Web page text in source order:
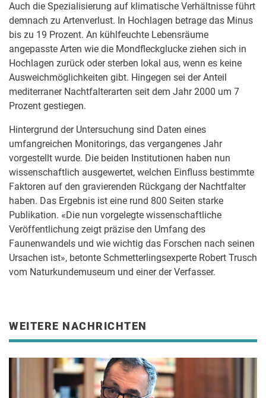
Auch die Spezialisierung auf klimatische Verhältnisse führt
demnach zu Artenverlust. In Hochlagen betrage das Minus
bis zu 19 Prozent. An kühlfeuchte Lebensräume
angepasste Arten wie die Mondfleckglucke ziehen sich in
Hochlagen zurück oder sterben lokal aus, wenn es keine
Ausweichmöglichkeiten gibt. Hingegen sei der Anteil
mediterraner Nachtfalterarten seit dem Jahr 2000 um 7
Prozent gestiegen.
Hintergrund der Untersuchung sind Daten eines
umfangreichen Monitorings, das vergangenes Jahr
vorgestellt wurde. Die beiden Institutionen haben nun
wissenschaftlich ausgewertet, welchen Einfluss bestimmte
Faktoren auf den gravierenden Rückgang der Nachtfalter
haben. Das Ergebnis ist eine rund 800 Seiten starke
Publikation. «Die nun vorgelegte wissenschaftliche
Veröffentlichung zeigt präzise den Umfang des
Faunenwandels und wie wichtig das Forschen nach seinen
Ursachen ist», betonte Schmetterlingsexperte Robert Trusch
vom Naturkundemuseum und einer der Verfasser.
WEITERE NACHRICHTEN